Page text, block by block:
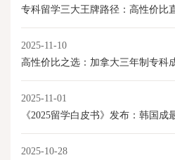
2025-11-10
2025-11-01
2025-10-28